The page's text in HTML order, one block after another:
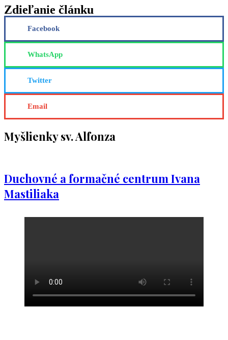
Zdieľanie článku
Facebook
WhatsApp
Twitter
Email
Myšlienky sv. Alfonza
Duchovné a formačné centrum Ivana
Mastiliaka